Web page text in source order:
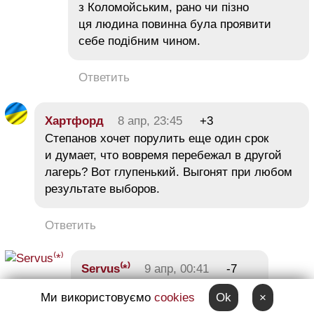
з Коломойським, рано чи пізно
ця людина повинна була проявити
себе подібним чином.
Ответить
Хартфорд 8 апр, 23:45
+3
Степанов хочет порулить еще один срок
и думает, что вовремя перебежал в другой
лагерь? Вот глупенький. Выгонят при любом
результате выборов.
Ответить
Servus⁽*⁾ 9 апр, 00:41 -7
Ми використовуємо cookies Ok ×